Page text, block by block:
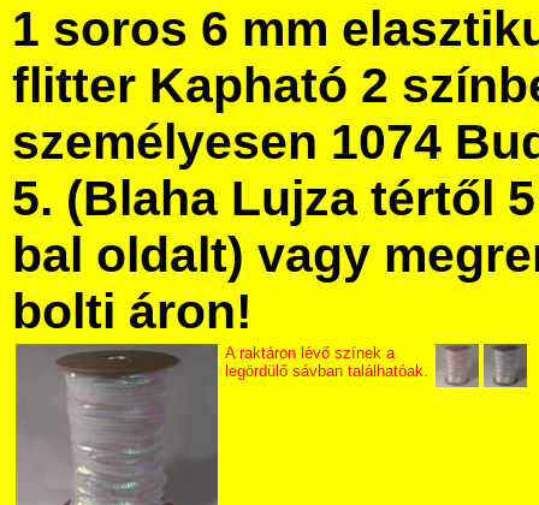
1 soros 6 mm
flitter Kapható 2
személyesen 1074
5. (Blaha Lujza tértől
bal oldalt) vagy
bolti áron!
A raktáron lévő színek a
legördülő sávban találhatóak.